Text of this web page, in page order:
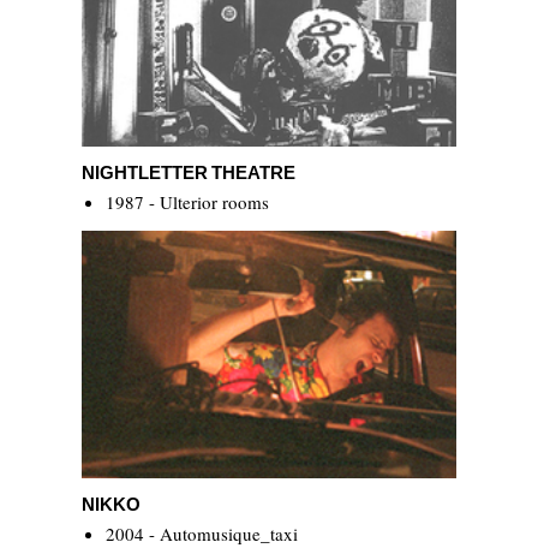
NIGHTLETTER THEATRE
1987 - Ulterior rooms
NIKKO
2004 - Automusique_taxi